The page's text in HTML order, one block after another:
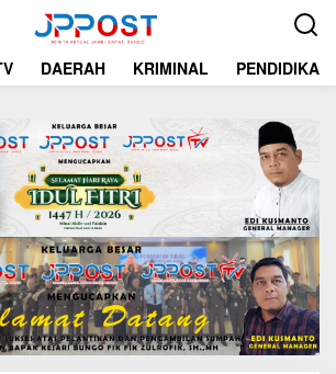
DAERAH KRIMINAL PENDIDIKAN